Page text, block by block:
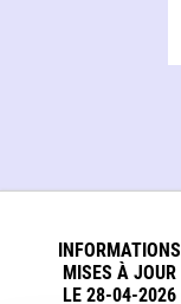
INFORMATIONS
MISES À JOUR
LE 28-04-2026